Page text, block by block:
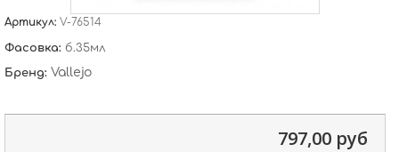
Артикул: V-76514
Фасовка: б.35мл
Бренд: Vallejo
797,00 руб